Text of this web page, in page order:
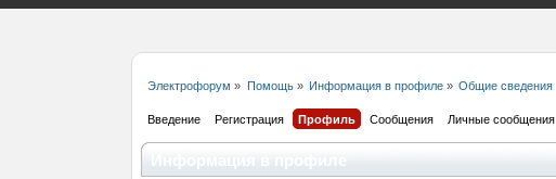
Электрофорум » Помощь» Информация в профиле» Общие сведения
Введение Регистрация Профиль Сообщения Личные сообщения